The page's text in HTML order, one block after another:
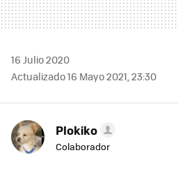
16 Julio 2020
Actualizado 16 Mayo 2021, 23:30
Plokiko
Colaborador